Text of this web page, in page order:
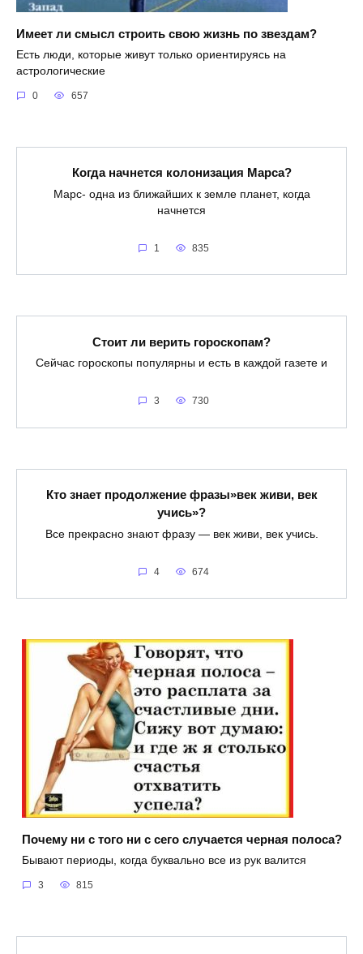
Имеет ли смысл строить свою жизнь по звездам?
Есть люди, которые живут только ориентируясь на
астрологические
0 657
Когда начнется колонизация Марса?
Марс- одна из ближайших к земле планет, когда
начнется
1 835
Стоит ли верить гороскопам?
Сейчас гороскопы популярны и есть в каждой газете и
3 730
Кто знает продолжение фразы»век живи, век
учись»?
Все прекрасно знают фразу — век живи, век учись.
4 674
Почему ни с того ни с сего случается черная полоса?
Бывают периоды, когда буквально все из рук валится
3 815